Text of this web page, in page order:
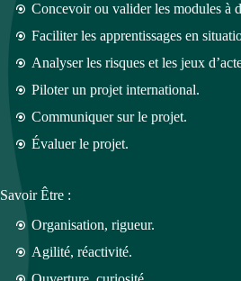
Concevoir ou valider les modules à
Faciliter les apprentissages en
Analyser les risques et les jeux
Piloter un projet international.
Communiquer sur le projet.
Évaluer le projet.
Savoir Être :
Organisation, rigueur.
Agilité, réactivité.